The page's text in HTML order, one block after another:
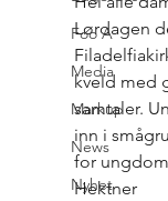
Foo A
Media
Markup
News
Nyhet
Lørdagen
kveld med
samtaler.
inn i
for
Hektner